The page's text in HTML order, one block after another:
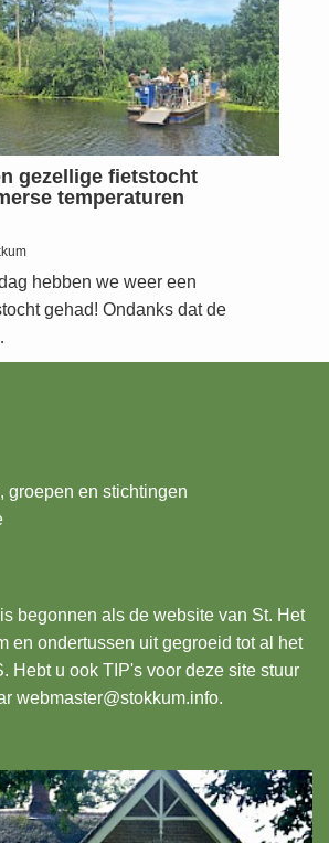
gezellige fietstocht
temperaturen
hebben we weer een
gehad! Ondanks dat de
groepen en stichtingen
is begonnen als de website van St. Het
en ondertussen uit gegroeid tot al het
Hebt u ook TIP's voor deze site stuur
webmaster@stokkum.info.